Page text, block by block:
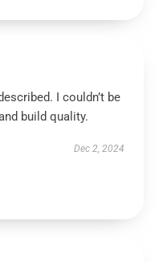
I couldn’t be
build quality.
Dec 2, 2024